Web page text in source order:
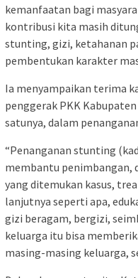
kemanfaatan bagi
kontribusi kita masih
stunting, gizi, ketahanan
pembentukan karakter
Ia menyampaikan terima
penggerak PKK
satunya, dalam
“Penanganan stunting
membantu penimbangan,
yang ditemukan kasus,
lanjutnya seperti apa,
gizi beragam, bergizi,
keluarga itu bisa
masing-masing keluarga,